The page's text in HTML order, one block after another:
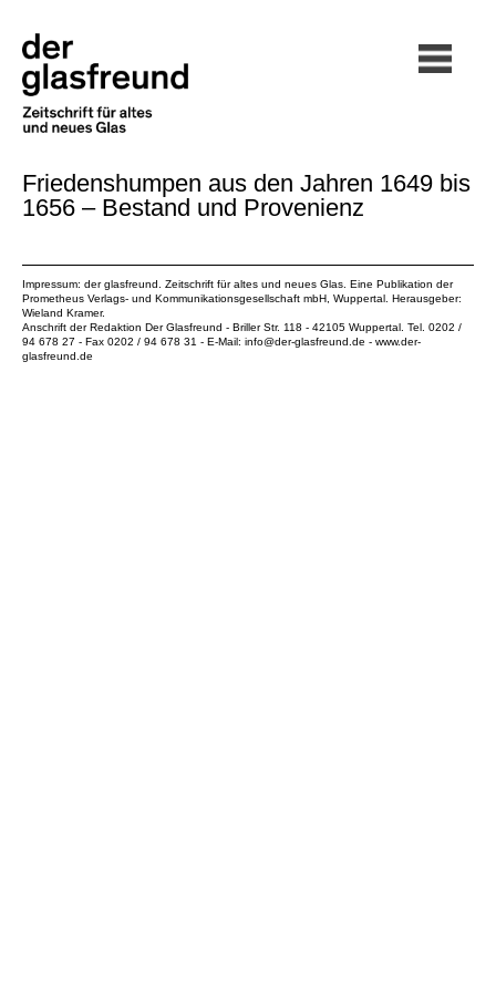
Friedenshumpen aus den Jahren 1649 bis
1656 – Bestand und Provenienz
Impressum: der glasfreund. Zeitschrift für altes und neues Glas. Eine Publikation der
Prometheus Verlags- und Kommunikationsgesellschaft mbH , Wuppertal. Herausgeber:
Wieland Kramer.
Anschrift der Redaktion Der Glasfreund - Briller Str. 118 - 42105 Wuppertal. Tel. 0202 /
94 678 27 - Fax 0202 / 94 678 31 - E-Mail: info@der-glasfreund.de - www.der-
glasfreund.de